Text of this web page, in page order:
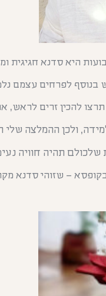
היא סדנא חגיגית
לפרחים עצמם
להכין זרים לראש,
ולכן ההמלצה
תהיה חוויה
– שזוהי סדנא